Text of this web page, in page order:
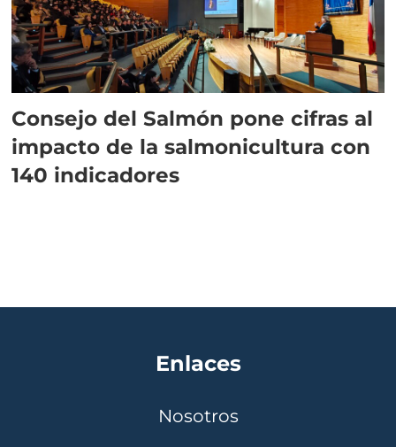
Consejo del Salmón pone cifras al
impacto de la salmonicultura con
140 indicadores
Enlaces
Nosotros